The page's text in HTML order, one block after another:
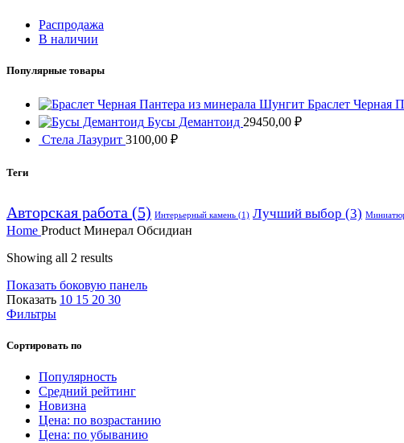
Распродажа
В наличии
Популярные товары
Браслет Черная
Бусы Демантоид 29450,00 ₽
Стела Лазурит 3100,00 ₽
Теги
Авторская работа (5) Интерьерный камень (1) Лучший выбор (3)
Home Product Минерал Обсидиан
Showing all 2 results
Показать боковую панель
Показать 10 15 20 30
Фильтры
Сортировать по
Популярность
Средний рейтинг
Новизна
Цена: по возрастанию
Цена: по убыванию